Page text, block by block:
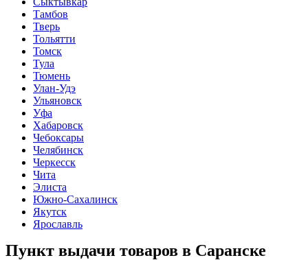
Тамбов
Тверь
Тольятти
Томск
Тула
Тюмень
Улан-Удэ
Ульяновск
Уфа
Хабаровск
Чебоксары
Челябинск
Черкесск
Чита
Элиста
Южно-Сахалинск
Якутск
Ярославль
Пункт выдачи товаров в Саранске